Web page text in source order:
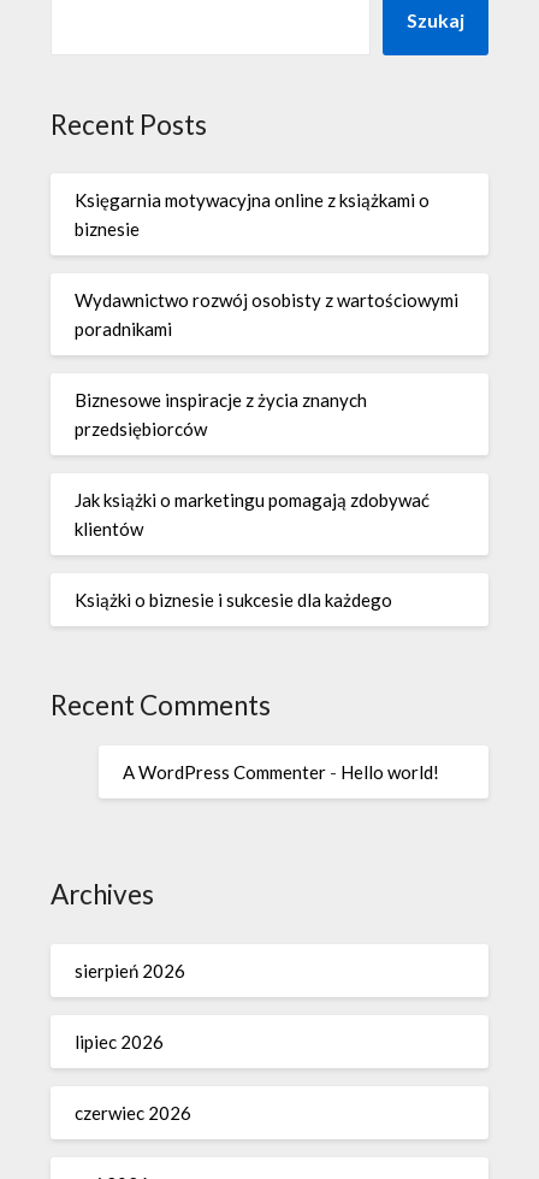
Szukaj
Recent Posts
Księgarnia motywacyjna online z książkami o
biznesie
Wydawnictwo rozwój osobisty z wartościowymi
poradnikami
Biznesowe inspiracje z życia znanych
przedsiębiorców
Jak książki o marketingu pomagają zdobywać
klientów
Książki o biznesie i sukcesie dla każdego
Recent Comments
A WordPress Commenter - Hello world!
Archives
sierpień 2026
lipiec 2026
czerwiec 2026